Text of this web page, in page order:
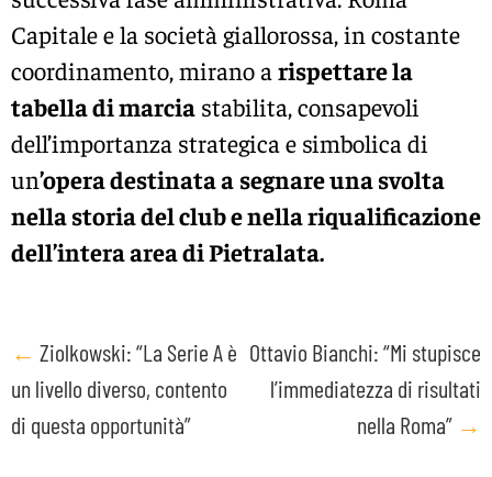
Capitale e la società giallorossa, in costante
coordinamento, mirano a rispettare la
tabella di marcia stabilita, consapevoli
dell’importanza strategica e simbolica di
un’opera destinata a segnare una svolta
nella storia del club e nella riqualificazione
dell’intera area di Pietralata.
Post
navigation
← Ziolkowski: “La Serie A è
un livello diverso, contento
di questa opportunità”
Ottavio Bianchi: “Mi stupisce
l’immediatezza di risultati
nella Roma” →